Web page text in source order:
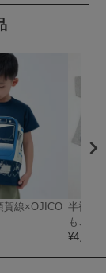
賀線×OJICO 半袖T
もころ
¥4,180